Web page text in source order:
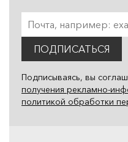
ПОДПИСАТЬСЯ
Подписываясь, вы
получения рекламно-
политикой обработки